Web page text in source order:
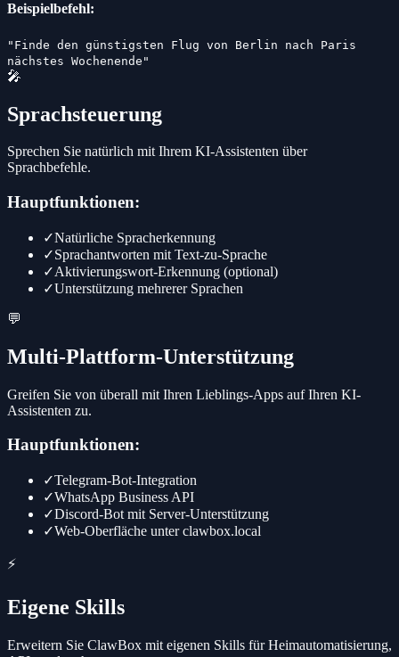
Beispielbefehl:
"Finde den günstigsten Flug von Berlin nach Paris
nächstes Wochenende"
🎤
Sprachsteuerung
Sprechen Sie natürlich mit Ihrem KI-Assistenten über
Sprachbefehle.
Hauptfunktionen:
✓Natürliche Spracherkennung
✓Sprachantworten mit Text-zu-Sprache
✓Aktivierungswort-Erkennung (optional)
✓Unterstützung mehrerer Sprachen
💬
Multi-Plattform-Unterstützung
Greifen Sie von überall mit Ihren Lieblings-Apps auf Ihren KI-
Assistenten zu.
Hauptfunktionen:
✓Telegram-Bot-Integration
✓WhatsApp Business API
✓Discord-Bot mit Server-Unterstützung
✓Web-Oberfläche unter clawbox.local
⚡
Eigene Skills
Erweitern Sie ClawBox mit eigenen Skills für Heimautomatisierung,